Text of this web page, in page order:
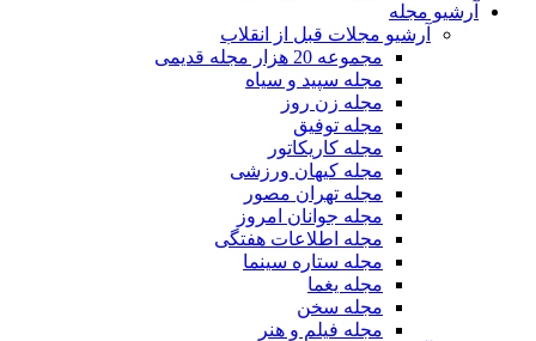
آرشیو مجله
آرشیو مجلات قبل از انقلاب
مجموعه 20 هزار مجله قدیمی
مجله سپید و سیاه
مجله زن روز
مجله توفیق
مجله کاریکاتور
مجله کیهان ورزشی
مجله تهران مصور
مجله جوانان امروز
مجله اطلاعات هفتگی
مجله ستاره سینما
مجله یغما
مجله سخن
مجله فیلم و هنر